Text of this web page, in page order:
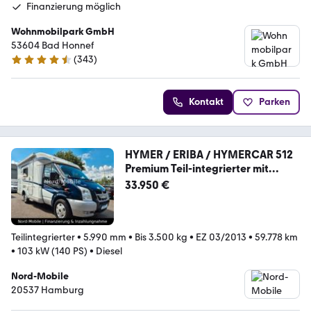
Finanzierung möglich
Wohnmobilpark GmbH
53604 Bad Honnef
4.3 Sterne
(343)
Kontakt Parken
HYMER / ERIBA / HYMERCAR 512
Premium Teil-integrierter mit
Kamera
33.950 €
Teilintegrierter• 5.990 mm • Bis 3.500 kg • EZ 03/2013 • 59.778 km
• 103 kW (140 PS) • Diesel
Nord-Mobile
20537 Hamburg